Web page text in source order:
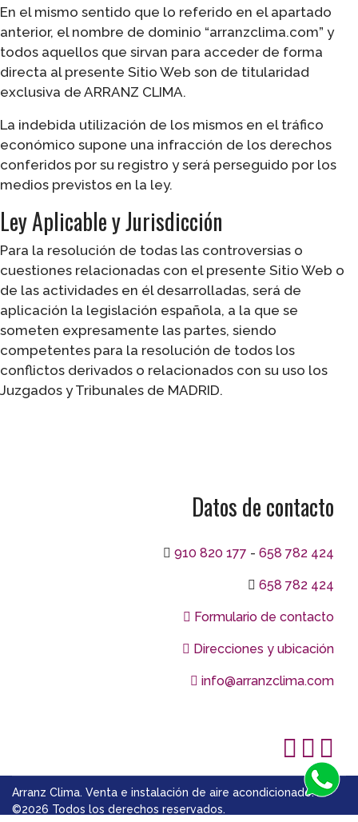
En el mismo sentido que lo referido en el apartado
anterior, el nombre de dominio “arranzclima.com” y
todos aquellos que sirvan para acceder de forma
directa al presente Sitio Web son de titularidad
exclusiva de ARRANZ CLIMA.
La indebida utilización de los mismos en el tráfico
económico supone una infracción de los derechos
conferidos por su registro y será perseguido por los
medios previstos en la ley.
Ley Aplicable y Jurisdicción
Para la resolución de todas las controversias o
cuestiones relacionadas con el presente Sitio Web o
de las actividades en él desarrolladas, será de
aplicación la legislación española, a la que se
someten expresamente las partes, siendo
competentes para la resolución de todos los
conflictos derivados o relacionados con su uso los
Juzgados y Tribunales de MADRID.
Datos de contacto
910 820 177 - 658 782 424
658 782 424
Formulario de contacto
Direcciones y ubicación
info@arranzclima.com
Arranz Clima. Venta e instalación de aire acondicionado.
©2026 Todos los derechos reservados.